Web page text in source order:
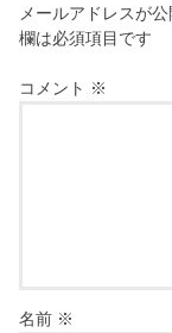
メールアドレスが
欄は必須項目です
コメント ※
名前 ※